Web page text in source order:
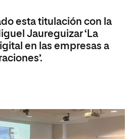
esta titulación con la
Jaureguizar ‘La
en las empresas a